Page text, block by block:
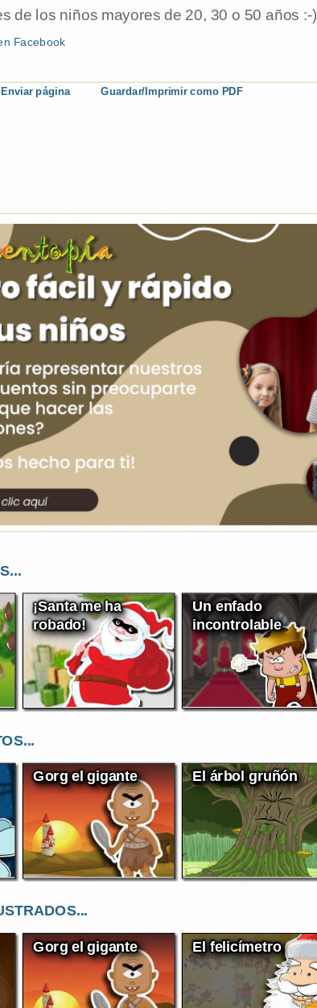
de los niños mayores de 20, 30 o 50 años :-)
Facebook
Enviar página Guardar/Imprimir como PDF
¡Santa me ha
robado!
Un enfado
incontrolable
Gorg el gigante El árbol gruñón
Gorg el gigante El felicímetro